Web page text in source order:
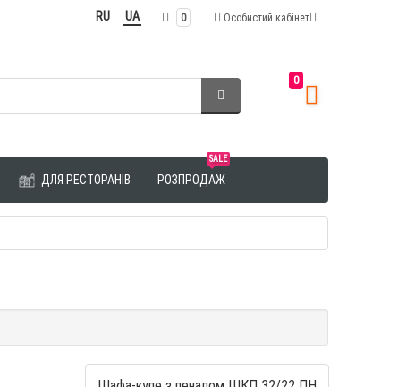
Особистий кабінет
0
RU UA
0
ДЛЯ РЕСТОРАНІВ
SALE
РОЗПРОДАЖ